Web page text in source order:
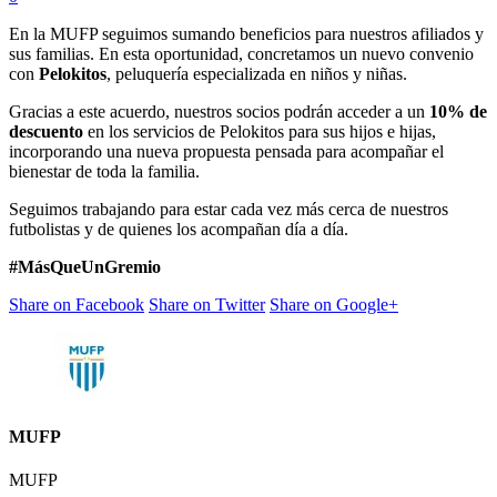
En la MUFP seguimos sumando beneficios para nuestros afiliados y
sus familias. En esta oportunidad, concretamos un nuevo convenio
con Pelokitos, peluquería especializada en niños y niñas.
Gracias a este acuerdo, nuestros socios podrán acceder a un 10% de
descuento en los servicios de Pelokitos para sus hijos e hijas,
incorporando una nueva propuesta pensada para acompañar el
bienestar de toda la familia.
Seguimos trabajando para estar cada vez más cerca de nuestros
futbolistas y de quienes los acompañan día a día.
#MásQueUnGremio
Share on Facebook Share on Twitter Share on Google+
MUFP
MUFP